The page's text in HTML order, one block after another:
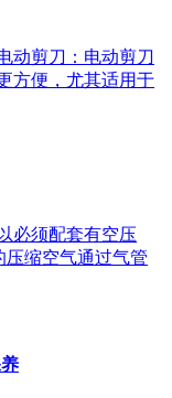
动剪刀：电动剪刀
方便，尤其适用于
必须配套有空压
压缩空气通过气管